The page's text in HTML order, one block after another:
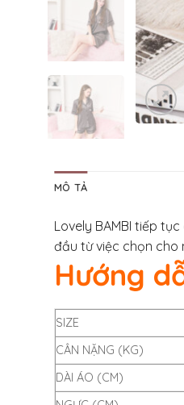
MÔ TẢ
Lovely BAMBI tiếp
đầu từ việc chọn cho
Hướng
SIZE
CÂN NẶNG (KG)
DÀI ÁO (CM)